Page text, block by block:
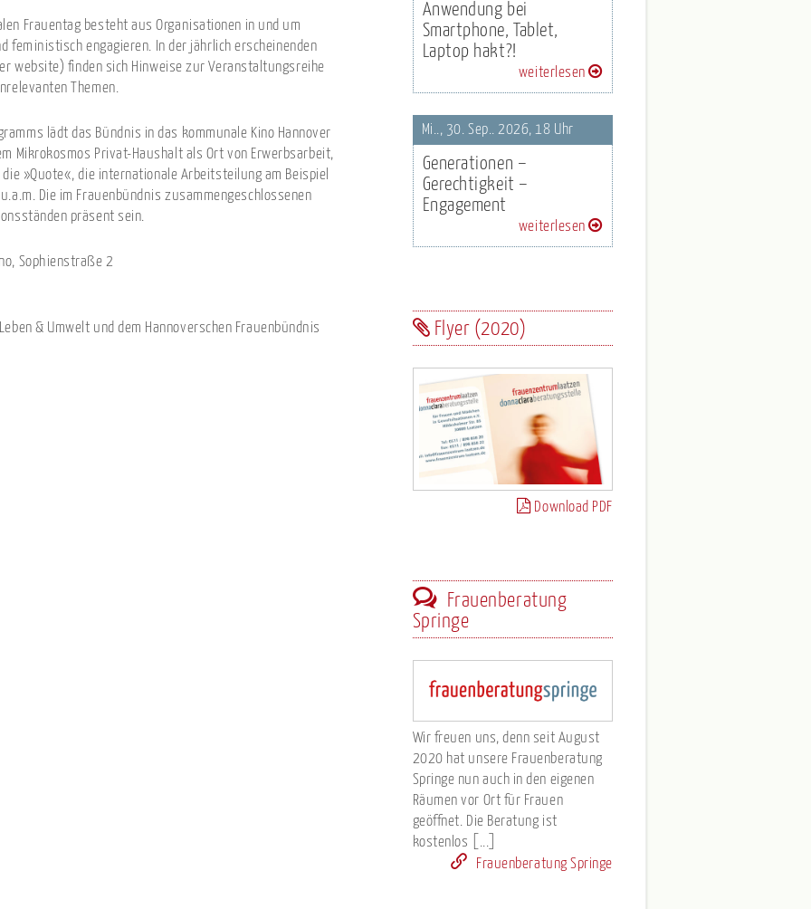
Frauentag besteht aus Organisationen in und um
feministisch engagieren. In der jährlich erscheinenden
website) finden sich Hinweise zur Veranstaltungsreihe
Themen.
lädt das Bündnis in das kommunale Kino Hannover
Mikrokosmos Privat-Haushalt als Ort von Erwerbsarbeit,
»Quote«, die internationale Arbeitsteilung am Beispiel
Die im Frauenbündnis zusammengeschlossenen
präsent sein.
Sophienstraße 2
& Umwelt und dem Hannoverschen Frauenbündnis
Anwendung bei
Smartphone, Tablet,
Laptop hakt?!
weiterlesen
Mi.., 30. Sep.. 2026, 18 Uhr
Generationen –
Gerechtigkeit –
Engagement
weiterlesen
Flyer (2020)
Download PDF
Frauenberatung
Springe
Wir freuen uns, denn seit August
2020 hat unsere Frauenberatung
Springe nun auch in den eigenen
Räumen vor Ort für Frauen
geöffnet. Die Beratung ist
kostenlos [...]
Frauenberatung Springe